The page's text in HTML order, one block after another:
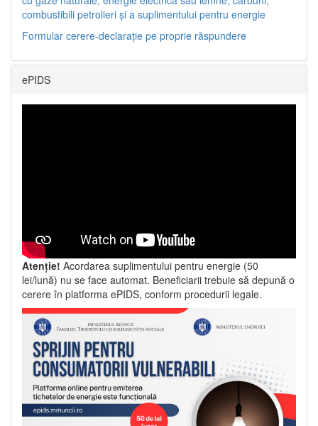
combustibili petrolieri și a suplimentului pentru energie
Formular cerere-declarație pe proprie răspundere
ePIDS
Atenție! Acordarea suplimentului pentru energie (50
lei/lună) nu se face automat. Beneficiarii trebuie să depună o
cerere în platforma ePIDS, conform procedurii legale.